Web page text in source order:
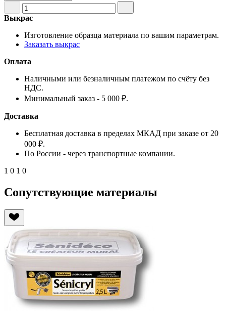
Выкрас
Изготовление образца материала по вашим параметрам.
Заказать выкрас
Оплата
Наличными или безналичным платежом по счёту без
НДС.
Минимальный заказ - 5 000 ₽.
Доставка
Бесплатная доставка в пределах МКАД при заказе от 20
000 ₽.
По России - через транспортные компании.
1 0 1 0
Сопутствующие материалы